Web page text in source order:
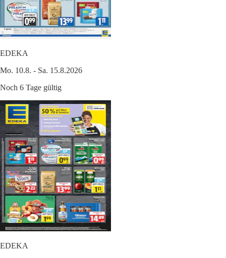
EDEKA
Mo. 10.8. - Sa. 15.8.2026
Noch 6 Tage gültig
EDEKA